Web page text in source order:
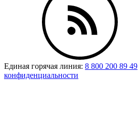
Единая горячая линия: 8 800 200 89 49
конфиденциальности